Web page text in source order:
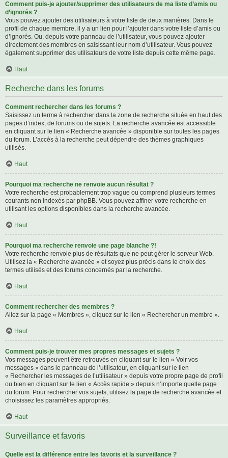
Comment puis-je ajouter/supprimer des utilisateurs de ma liste d’amis ou
d’ignorés ?
Vous pouvez ajouter des utilisateurs à votre liste de deux manières. Dans le
profil de chaque membre, il y a un lien pour l’ajouter dans votre liste d’amis ou
d’ignorés. Ou, depuis votre panneau de l’utilisateur, vous pouvez ajouter
directement des membres en saisissant leur nom d’utilisateur. Vous pouvez
également supprimer des utilisateurs de votre liste depuis cette même page.
Haut
Recherche dans les forums
Comment rechercher dans les forums ?
Saisissez un terme à rechercher dans la zone de recherche située en haut des
pages d’index, de forums ou de sujets. La recherche avancée est accessible
en cliquant sur le lien « Recherche avancée » disponible sur toutes les pages
du forum. L’accès à la recherche peut dépendre des thèmes graphiques
utilisés.
Haut
Pourquoi ma recherche ne renvoie aucun résultat ?
Votre recherche est probablement trop vague ou comprend plusieurs termes
courants non indexés par phpBB. Vous pouvez affiner votre recherche en
utilisant les options disponibles dans la recherche avancée.
Haut
Pourquoi ma recherche renvoie une page blanche ?!
Votre recherche renvoie plus de résultats que ne peut gérer le serveur Web.
Utilisez la « Recherche avancée » et soyez plus précis dans le choix des
termes utilisés et des forums concernés par la recherche.
Haut
Comment rechercher des membres ?
Allez sur la page « Membres », cliquez sur le lien « Rechercher un membre ».
Haut
Comment puis-je trouver mes propres messages et sujets ?
Vos messages peuvent être retrouvés en cliquant sur le lien « Voir vos
messages » dans le panneau de l’utilisateur, en cliquant sur le lien
« Rechercher les messages de l’utilisateur » depuis votre propre page de profil
ou bien en cliquant sur le lien « Accès rapide » depuis n’importe quelle page
du forum. Pour rechercher vos sujets, utilisez la page de recherche avancée et
choisissez les paramètres appropriés.
Haut
Surveillance et favoris
Quelle est la différence entre les favoris et la surveillance ?